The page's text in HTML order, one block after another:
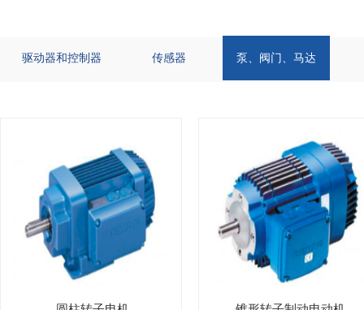
驱动器和控制器 传感器 泵、阀门、马达